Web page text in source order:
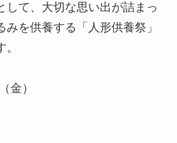
して、大切な思い出が詰まっ
みを供養する「人形供養祭」
金）